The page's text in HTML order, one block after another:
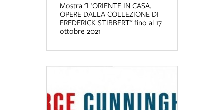
Mostra "L'ORIENTE IN CASA.
OPERE DALLA COLLEZIONE DI
FREDERICK STIBBERT" fino al 17
ottobre 2021